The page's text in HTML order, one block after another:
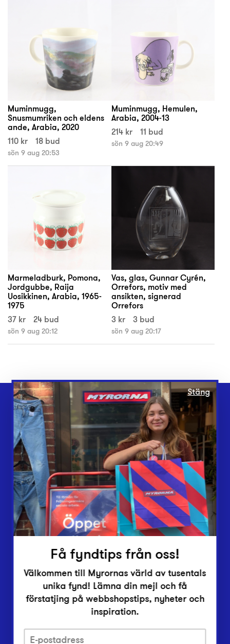
Muminmugg,
Snusmumriken och eldens
ande, Arabia, 2020
110 kr
18 bud
sön 9 aug 20:53
Muminmugg, Hemulen,
Arabia, 2004-13
214 kr
11 bud
sön 9 aug 20:49
Marmeladburk, Pomona,
Jordgubbe, Raija
Uosikkinen, Arabia, 1965-
1975
37 kr
24 bud
sön 9 aug 20:12
Vas, glas, Gunnar Cyrén,
Orrefors, motiv med
ansikten, signerad
Orrefors
3 kr
3 bud
sön 9 aug 20:17
Webbshop
Butiker
Lämna in
Vårt överskott
Inlämningsplatser
Om Myrorna
Lediga jobb
Pressrum
Integritetsskyddspolicy
Stäng
Få fyndtips från oss!
Välkommen till Myrornas värld av tusentals
unika fynd! Lämna din mejl och få
förstatjing på webbshopstips, nyheter och
inspiration.